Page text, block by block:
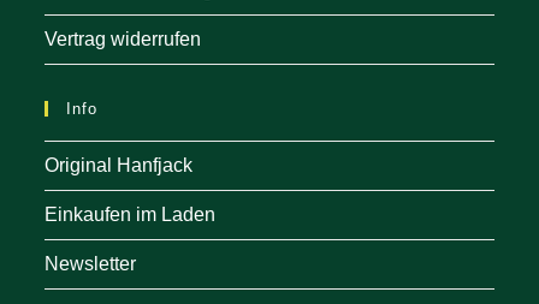
Vertrag widerrufen
Info
Original Hanfjack
Einkaufen im Laden
Newsletter